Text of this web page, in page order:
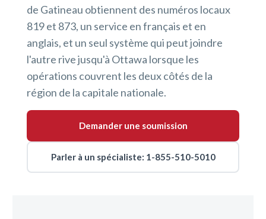
de Gatineau obtiennent des numéros locaux
819 et 873, un service en français et en
anglais, et un seul système qui peut joindre
l'autre rive jusqu'à Ottawa lorsque les
opérations couvrent les deux côtés de la
région de la capitale nationale.
Demander une soumission
Parler à un spécialiste: 1-855-510-5010